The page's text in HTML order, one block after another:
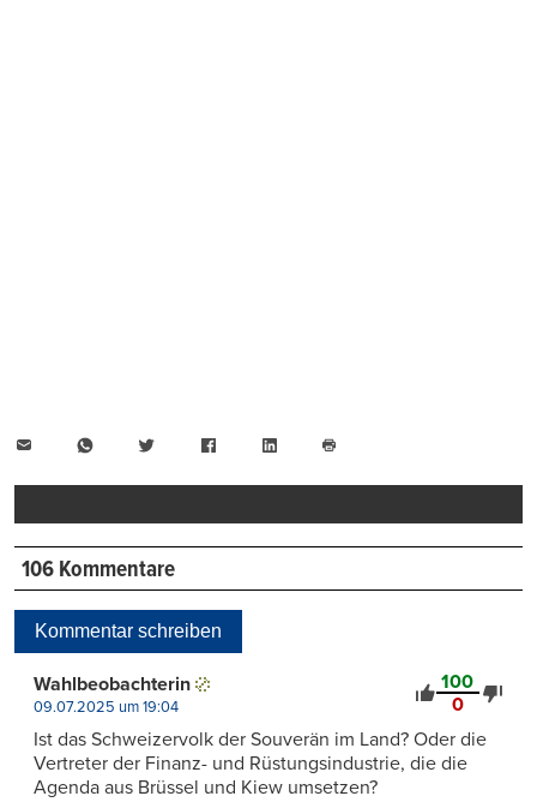
WhatsAppTwitter FacebookLinkedIn
drucken
106 Kommentare
Kommentar schreiben
100
0
Wahlbeobachterin
09.07.2025 um 19:04
Ist das Schweizervolk der Souverän im Land? Oder die
Vertreter der Finanz- und Rüstungsindustrie, die die
Agenda aus Brüssel und Kiew umsetzen?